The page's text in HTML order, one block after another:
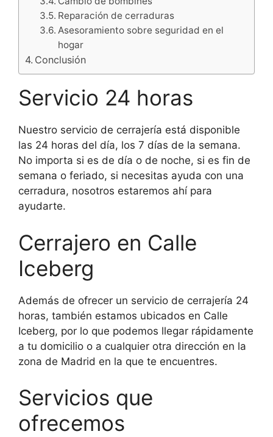
Reparación de cerraduras
Asesoramiento sobre seguridad en el
hogar
Conclusión
Servicio 24 horas
Nuestro servicio de cerrajería está disponible
las 24 horas del día, los 7 días de la semana.
No importa si es de día o de noche, si es fin de
semana o feriado, si necesitas ayuda con una
cerradura, nosotros estaremos ahí para
ayudarte.
Cerrajero en Calle
Iceberg
Además de ofrecer un servicio de cerrajería 24
horas, también estamos ubicados en Calle
Iceberg, por lo que podemos llegar rápidamente
a tu domicilio o a cualquier otra dirección en la
zona de Madrid en la que te encuentres.
Servicios que
ofrecemos